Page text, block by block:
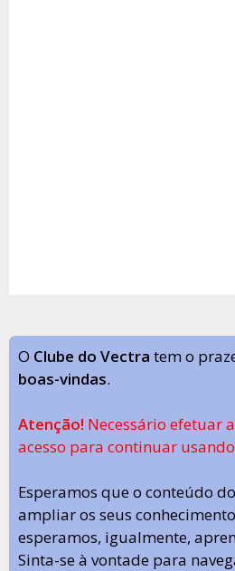
O Clube do Vectra tem o
boas-vindas.
Atenção! Necessário efetuar
acesso para continuar
Esperamos que o conteúdo
ampliar os seus
esperamos, igualmente,
Sinta-se à vontade para